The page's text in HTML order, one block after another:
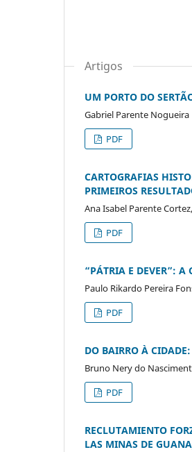
Artigos
UM PORTO DO
Gabriel Parente Nogueira
PDF
CARTOGRAFIAS
PRIMEIROS
Ana Isabel Parente
PDF
“PÁTRIA E DEVER”: A
Paulo Rikardo Pereira
PDF
DO BAIRRO À
Bruno Nery do
PDF
RECLUTAMIENTO
LAS MINAS DE